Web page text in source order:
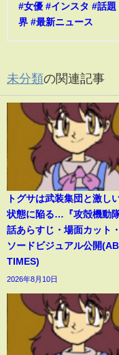
#女優 #インスタ #話題
界 #最新ニュース
未分類の関連記事
トグサは武装集団と激し
状態に陥る…『攻殻機動
話あらすじ・場面カット
ソードビジュアル公開
TIMES)
2026年8月10日